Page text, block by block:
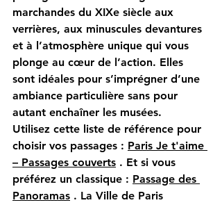
marchandes du XIXe siècle aux
verrières, aux minuscules devantures
et à l’atmosphère unique qui vous
plonge au cœur de l’action. Elles
sont idéales pour s’imprégner d’une
ambiance particulière sans pour
autant enchaîner les musées.
Utilisez cette liste de référence pour
choisir vos passages : Paris Je t'aime
– Passages couverts . Et si vous
préférez un classique : Passage des
Panoramas . La Ville de Paris